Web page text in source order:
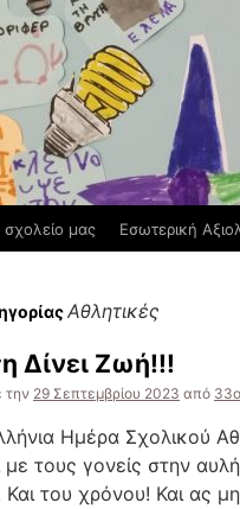
σχολείο μας Εσωτερική
Αθλητικές
Δίνει Ζωή!!!
την 29 Σεπτεμβρίου 2023 από
Ημέρα Σχολικού
με τους γονείς στην
Και του χρόνου! Και ας